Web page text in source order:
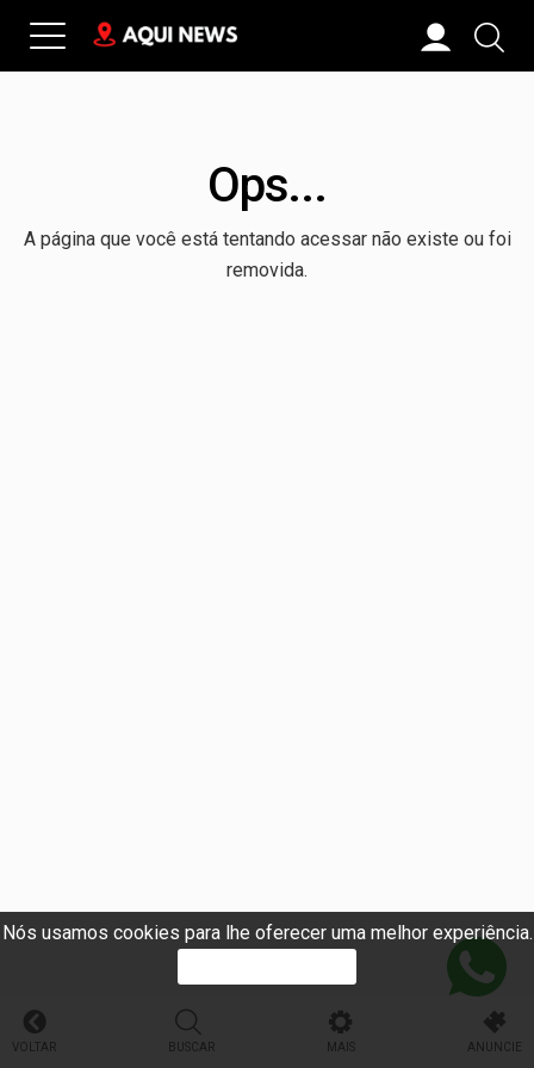
Nós usamos cookies para lhe oferecer uma melhor experiência.
Ops...
A página que você está tentando acessar não existe ou foi
removida.
VOLTAR BUSCAR MAIS ANUNCIE